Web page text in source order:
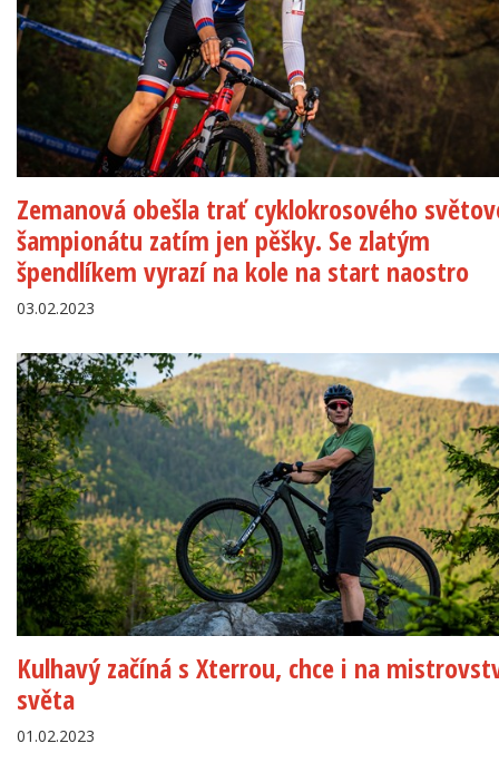
Zemanová obešla trať cyklokrosového
šampionátu zatím jen pěšky. Se zlatým
špendlíkem vyrazí na kole na start naostro
03.02.2023
Kulhavý začíná s Xterrou, chce i na
světa
01.02.2023